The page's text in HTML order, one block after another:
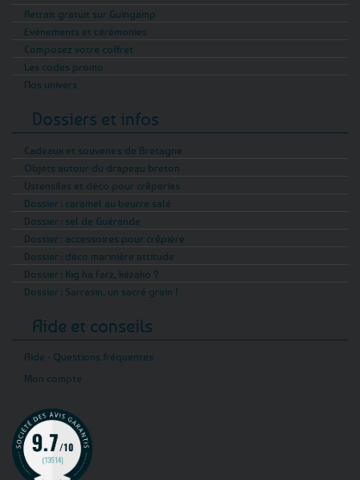
Retrait gratuit sur Guingamp
Evénements et cérémonies
Composez votre coffret
Les codes promo
Nos univers
Dossiers et infos
Cadeaux et souvenirs de Bretagne
Objets autour du drapeau breton
Ustensiles et déco pour crêperies
Dossier : caramel au beurre salé
Dossier : sel de Guérande
Dossier : accessoires pour crêpière
Dossier : déco marinière attitude
Dossier : Kig ha Farz, kézako ?
Dossier : Sarrasin, un sacré grain !
Aide et conseils
Aide - Questions fréquentes
Mon compte